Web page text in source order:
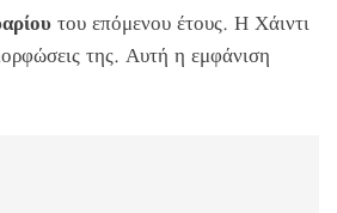
του επόμενου έτους. Η Χάιντι
της. Αυτή η εμφάνιση